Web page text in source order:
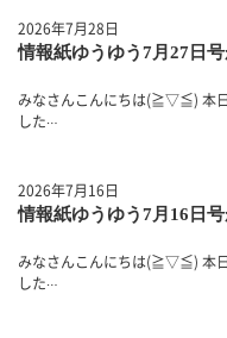
2026年7月28日
情報紙ゆうゆう7月27日
みなさんこんにちは(≧▽≦) 本
した…
2026年7月16日
情報紙ゆうゆう7月16日
みなさんこんにちは(≧▽≦) 本
した…